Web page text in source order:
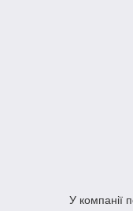
У компанії